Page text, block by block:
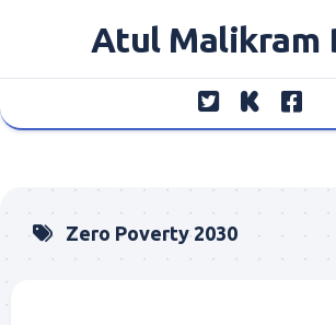
Atul Malikram
Zero Poverty 2030